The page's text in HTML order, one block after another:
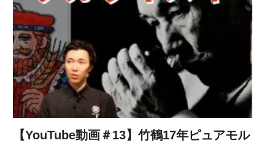
【YouTube動画＃13】竹鶴17年ピュアモル